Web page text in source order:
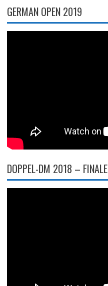
GERMAN OPEN 2019
DOPPEL-DM 2018 – FINALE